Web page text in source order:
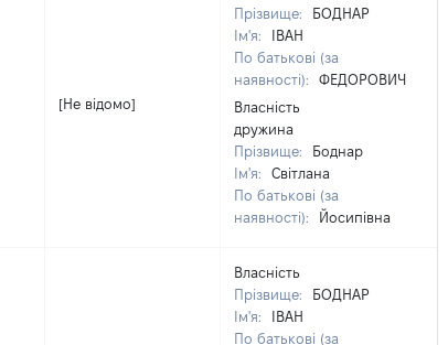
[Не відомо]
Прізвище:
БОДНАР
Ім'я:
ІВАН
По батькові (за
наявності):
ФЕДОРОВИЧ
Власність
дружина
Прізвище:
Боднар
Ім'я:
Світлана
По батькові (за
наявності):
Йосипівна
Власність
Прізвище:
БОДНАР
Ім'я:
ІВАН
По батькові (за